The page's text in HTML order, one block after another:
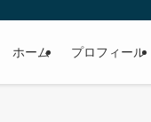
ホーム プロフィール